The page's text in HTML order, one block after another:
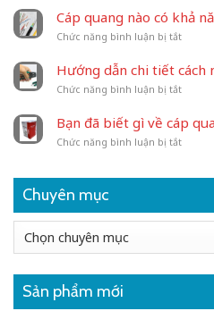
dây
nhảy
quang
sao
dây
nhảy
LS
được
ưa
Cáp quang nào có khả
Chức năng bình luận bị tắtở
nào
có
truyền
xa
Hướng dẫn chi tiết cách
Chức năng bình luận bị tắtở
chi
tiết
đầu
Bạn đã biết gì về cáp
Chức năng bình luận bị tắtở
biết
cáp
Chuyên mục
Chuyên
mục
Sản phẩm mới